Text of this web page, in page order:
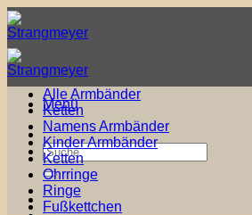
Zum
Inhalt
springen
Menü
Suche
nach:
Alle Armbänder
Ketten
Namens Armbänder
Kinder Armbänder
Ketten
Ohrringe
Ringe
Fußkettchen